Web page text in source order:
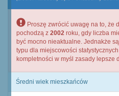
Proszę zwrócić uwagę na to, że
pochodzą z 2002 roku, gdy liczba
być mocno nieaktualne. Jednakże
typu dla miejscowości
kompletności w myśl zasady lepsze
Średni wiek mieszkańców